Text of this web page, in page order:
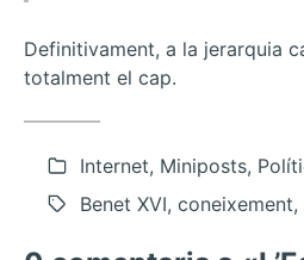
Definitivament, a la jerarquia
totalment el cap.
Internet, Miniposts,
Benet XVI,